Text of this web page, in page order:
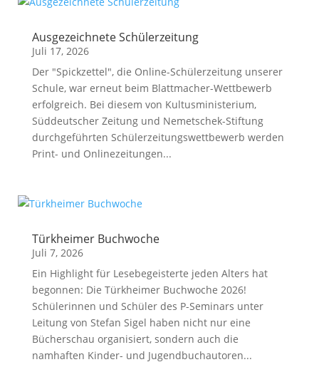
Ausgezeichnete Schülerzeitung
Juli 17, 2026
Der "Spickzettel", die Online-Schülerzeitung unserer
Schule, war erneut beim Blattmacher-Wettbewerb
erfolgreich. Bei diesem von Kultusministerium,
Süddeutscher Zeitung und Nemetschek-Stiftung
durchgeführten Schülerzeitungswettbewerb werden
Print- und Onlinezeitungen...
Türkheimer Buchwoche
Juli 7, 2026
Ein Highlight für Lesebegeisterte jeden Alters hat
begonnen: Die Türkheimer Buchwoche 2026!
Schülerinnen und Schüler des P-Seminars unter
Leitung von Stefan Sigel haben nicht nur eine
Bücherschau organisiert, sondern auch die
namhaften Kinder- und Jugendbuchautoren...